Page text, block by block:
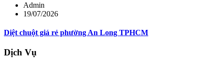
Admin
19/07/2026
Diệt chuột giá rẻ phường An Long TPHCM
Dịch Vụ